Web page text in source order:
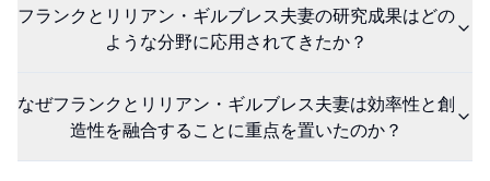
フランクとリリアン・ギルブレス夫妻の研究成果はどの
ような分野に応用されてきたか？
なぜフランクとリリアン・ギルブレス夫妻は効率性と創
造性を融合することに重点を置いたのか？